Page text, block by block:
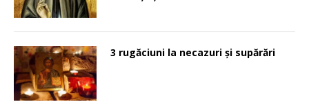
3 rugăciuni la necazuri și supărări